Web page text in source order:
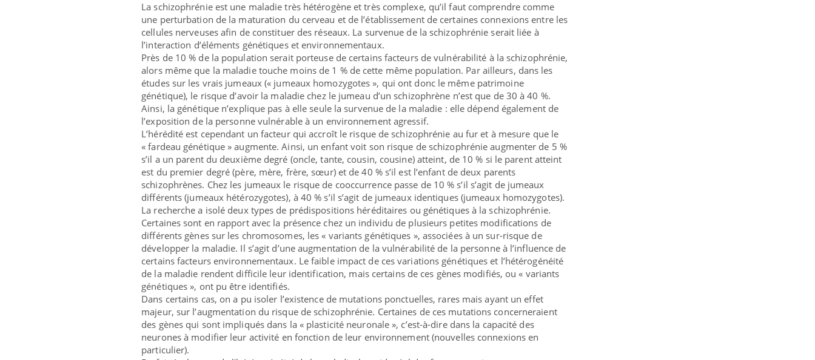
La schizophrénie est une maladie très hétérogène et très complexe, qu’il faut comprendre comme
une perturbation de la maturation du cerveau et de l’établissement de certaines connexions entre les
cellules nerveuses afin de constituer des réseaux. La survenue de la schizophrénie serait liée à
l’interaction d’éléments génétiques et environnementaux.
Près de 10 % de la population serait porteuse de certains facteurs de vulnérabilité à la schizophrénie,
alors même que la maladie touche moins de 1 % de cette même population. Par ailleurs, dans les
études sur les vrais jumeaux (« jumeaux homozygotes », qui ont donc le même patrimoine
génétique), le risque d’avoir la maladie chez le jumeau d’un schizophrène n’est que de 30 à 40 %.
Ainsi, la génétique n’explique pas à elle seule la survenue de la maladie : elle dépend également de
l’exposition de la personne vulnérable à un environnement agressif.
L’hérédité est cependant un facteur qui accroît le risque de schizophrénie au fur et à mesure que le
« fardeau génétique » augmente. Ainsi, un enfant voit son risque de schizophrénie augmenter de 5 %
s’il a un parent du deuxième degré (oncle, tante, cousin, cousine) atteint, de 10 % si le parent atteint
est du premier degré (père, mère, frère, sœur) et de 40 % s’il est l’enfant de deux parents
schizophrènes. Chez les jumeaux le risque de cooccurrence passe de 10 % s’il s’agit de jumeaux
différents (jumeaux hétérozygotes), à 40 % s’il s’agit de jumeaux identiques (jumeaux homozygotes).
La recherche a isolé deux types de prédispositions héréditaires ou génétiques à la schizophrénie.
Certaines sont en rapport avec la présence chez un individu de plusieurs petites modifications de
différents gènes sur les chromosomes, les « variants génétiques », associées à un sur-risque de
développer la maladie. Il s’agit d’une augmentation de la vulnérabilité de la personne à l’influence de
certains facteurs environnementaux. Le faible impact de ces variations génétiques et l’hétérogénéité
de la maladie rendent difficile leur identification, mais certains de ces gènes modifiés, ou « variants
génétiques », ont pu être identifiés.
Dans certains cas, on a pu isoler l’existence de mutations ponctuelles, rares mais ayant un effet
majeur, sur l’augmentation du risque de schizophrénie. Certaines de ces mutations concerneraient
des gènes qui sont impliqués dans la « plasticité neuronale », c’est-à-dire dans la capacité des
neurones à modifier leur activité en fonction de leur environnement (nouvelles connexions en
particulier).